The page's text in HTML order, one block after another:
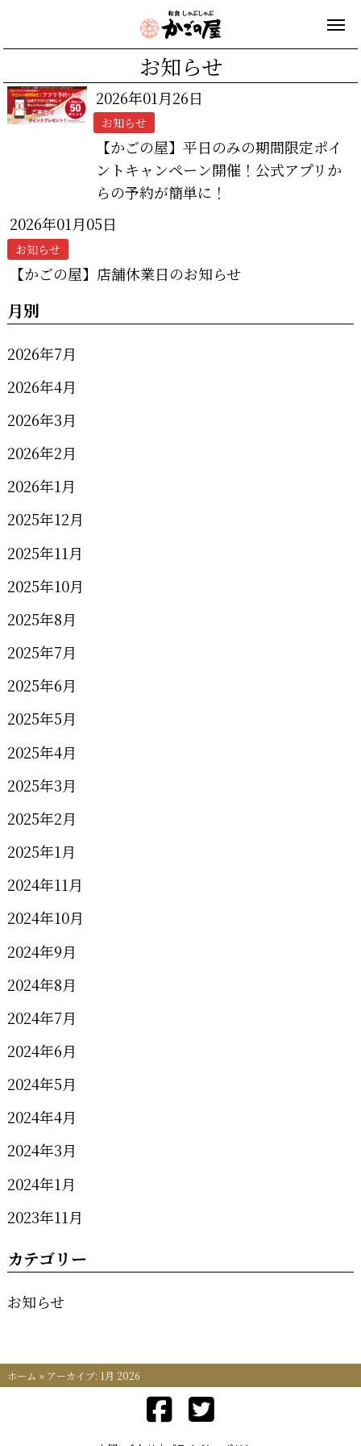
お知らせ
2026年01月26日
お知らせ
【かごの屋】平日のみの期間限定ポイ
ントキャンペーン開催！公式アプリか
らの予約が簡単に！
2026年01月05日
お知らせ
【かごの屋】店舗休業日のお知らせ
月別
2026年7月
2026年4月
2026年3月
2026年2月
2026年1月
2025年12月
2025年11月
2025年10月
2025年8月
2025年7月
2025年6月
2025年5月
2025年4月
2025年3月
2025年2月
2025年1月
2024年11月
2024年10月
2024年9月
2024年8月
2024年7月
2024年6月
2024年5月
2024年4月
2024年3月
2024年1月
2023年11月
カテゴリー
お知らせ
ホーム » アーカイブ: 1月 2026